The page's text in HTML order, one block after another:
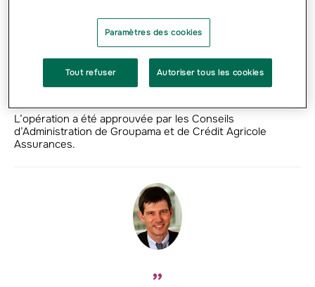
Crédit Agricole Assurances renforce ainsi sa participation
au capital d’Icade dont il est actionnaire depuis 2013. Avec
une participation de 18,50% du capital d’Icade suite à
engagement auprès d’Icade et de sa confiance dans les
équipes et dans le potentiel de création de valeur de la
société.
L’opération a été approuvée par les Conseils
d’Administration de Groupama et de Crédit Agricole
Assurances.
Paramètres des cookies
Tout refuser Autoriser tous les cookies